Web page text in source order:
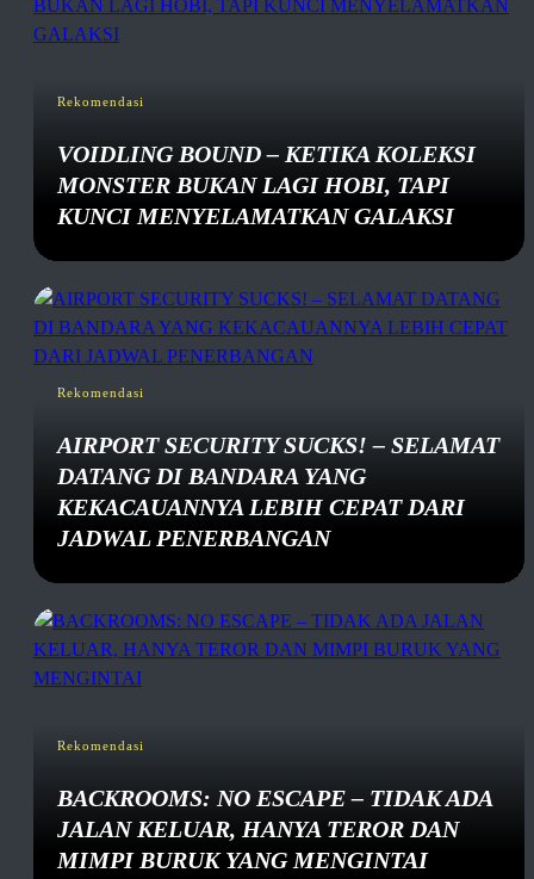
Rekomendasi
VOIDLING BOUND – KETIKA KOLEKSI
MONSTER BUKAN LAGI HOBI, TAPI
KUNCI MENYELAMATKAN GALAKSI
Rekomendasi
AIRPORT SECURITY SUCKS! – SELAMAT
DATANG DI BANDARA YANG
KEKACAUANNYA LEBIH CEPAT DARI
JADWAL PENERBANGAN
Rekomendasi
BACKROOMS: NO ESCAPE – TIDAK ADA
JALAN KELUAR, HANYA TEROR DAN
MIMPI BURUK YANG MENGINTAI